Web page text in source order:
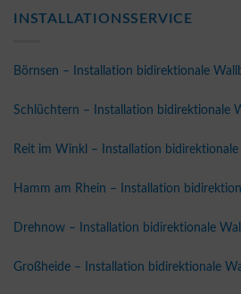
INSTALLATIONSSERVICE
Börnsen – Installation bidirektionale
Schlüchtern – Installation bidirektionale
Reit im Winkl – Installation
Hamm am Rhein – Installation
Drehnow – Installation bidirektionale
Großheide – Installation bidirektionale